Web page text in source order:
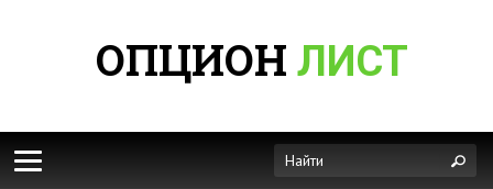
ОПЦИОН ЛИСТ